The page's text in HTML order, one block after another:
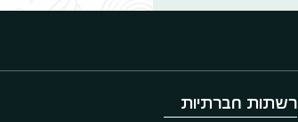
רשתות חברתיות